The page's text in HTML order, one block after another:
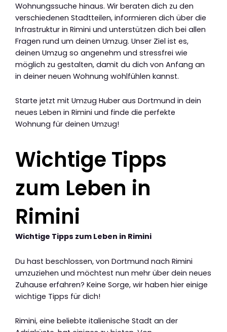
Wohnungssuche hinaus. Wir beraten dich zu den
verschiedenen Stadtteilen, informieren dich über die
Infrastruktur in Rimini und unterstützen dich bei allen
Fragen rund um deinen Umzug. Unser Ziel ist es,
deinen Umzug so angenehm und stressfrei wie
möglich zu gestalten, damit du dich von Anfang an
in deiner neuen Wohnung wohlfühlen kannst.
Starte jetzt mit Umzug Huber aus Dortmund in dein
neues Leben in Rimini und finde die perfekte
Wohnung für deinen Umzug!
Wichtige Tipps
zum Leben in
Rimini
Wichtige Tipps zum Leben in Rimini
Du hast beschlossen, von Dortmund nach Rimini
umzuziehen und möchtest nun mehr über dein neues
Zuhause erfahren? Keine Sorge, wir haben hier einige
wichtige Tipps für dich!
Rimini, eine beliebte italienische Stadt an der